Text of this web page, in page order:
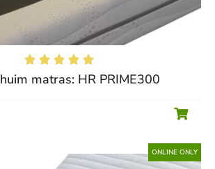
    
matras: HR PRIME300
ONLINE ONLY